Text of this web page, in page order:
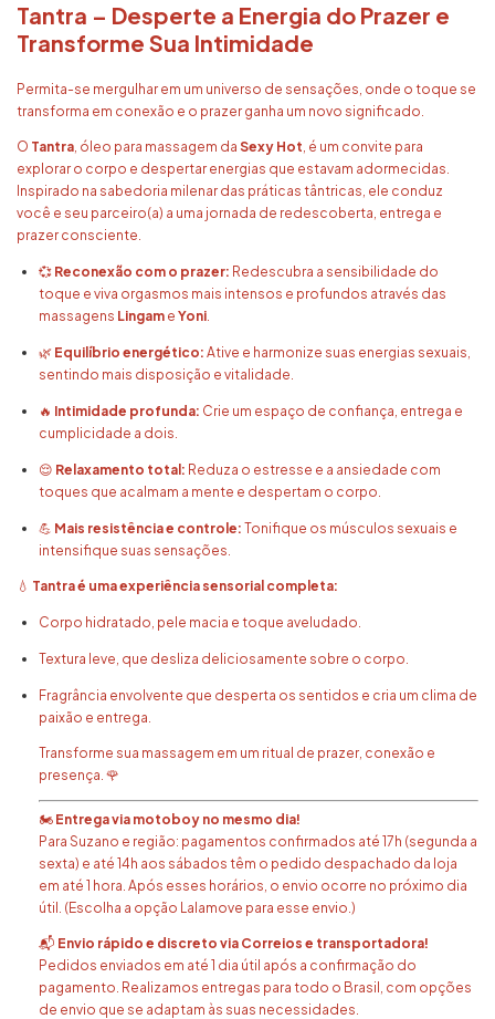
Tantra – Desperte a Energia do Prazer e
Transforme Sua Intimidade
Permita-se mergulhar em um universo de sensações, onde o toque se
transforma em conexão e o prazer ganha um novo significado.
O Tantra, óleo para massagem da Sexy Hot, é um convite para
explorar o corpo e despertar energias que estavam adormecidas.
Inspirado na sabedoria milenar das práticas tântricas, ele conduz
você e seu parceiro(a) a uma jornada de redescoberta, entrega e
prazer consciente.
💞 Reconexão com o prazer: Redescubra a sensibilidade do
toque e viva orgasmos mais intensos e profundos através das
massagens Lingam e Yoni.
🌿 Equilíbrio energético: Ative e harmonize suas energias sexuais,
sentindo mais disposição e vitalidade.
🔥 Intimidade profunda: Crie um espaço de confiança, entrega e
cumplicidade a dois.
😌 Relaxamento total: Reduza o estresse e a ansiedade com
toques que acalmam a mente e despertam o corpo.
💪 Mais resistência e controle: Tonifique os músculos sexuais e
intensifique suas sensações.
💧 Tantra é uma experiência sensorial completa:
Corpo hidratado, pele macia e toque aveludado.
Textura leve, que desliza deliciosamente sobre o corpo.
Fragrância envolvente que desperta os sentidos e cria um clima de
paixão e entrega.
Transforme sua massagem em um ritual de prazer, conexão e
presença. 🌹
🏍️ Entrega via motoboy no mesmo dia!
Para Suzano e região: pagamentos confirmados até 17h (segunda a
sexta) e até 14h aos sábados têm o pedido despachado da loja
em até 1 hora. Após esses horários, o envio ocorre no próximo dia
útil. (Escolha a opção Lalamove para esse envio.)
📬 Envio rápido e discreto via Correios e transportadora!
Pedidos enviados em até 1 dia útil após a confirmação do
pagamento. Realizamos entregas para todo o Brasil, com opções
de envio que se adaptam às suas necessidades.